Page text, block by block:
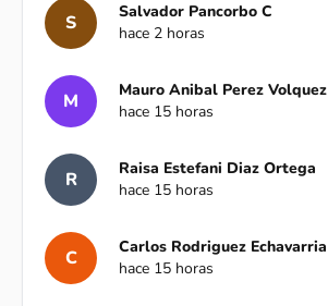
S
Salvador Pancorbo C
hace 2 horas
M
Mauro Anibal Perez Volquez
hace 15 horas
R
Raisa Estefani Diaz Ortega
hace 15 horas
C
Carlos Rodriguez Echavarria
hace 15 horas